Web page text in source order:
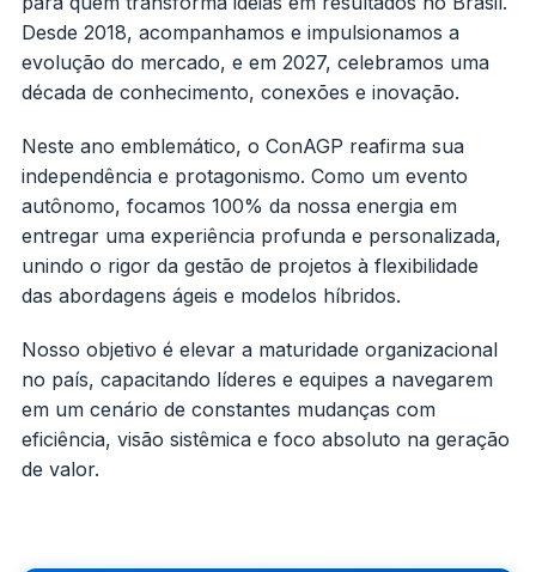
Desde 2018, acompanhamos e impulsionamos a
evolução do mercado, e em 2027, celebramos uma
década de conhecimento, conexões e inovação.
Neste ano emblemático, o ConAGP reafirma sua
independência e protagonismo. Como um evento
autônomo, focamos 100% da nossa energia em
entregar uma experiência profunda e personalizada,
unindo o rigor da gestão de projetos à flexibilidade
das abordagens ágeis e modelos híbridos.
Nosso objetivo é elevar a maturidade organizacional
no país, capacitando líderes e equipes a navegarem
em um cenário de constantes mudanças com
eficiência, visão sistêmica e foco absoluto na geração
de valor.